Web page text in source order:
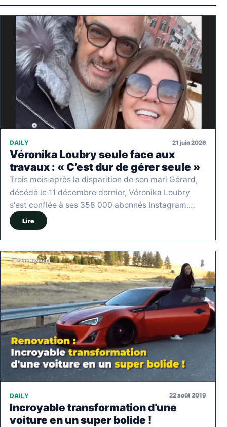
DAILY 21 juin 2026
Véronika Loubry seule face aux
travaux : « C’est dur de gérer seule »
Trois mois après la disparition de son mari Gérard,
décédé le 11 décembre dernier, Véronika Loubry
s'est confiée à ses 358 000 abonnés Instagram.…
Lire
DAILY 22 août 2019
Incroyable transformation d’une
voiture en un super bolide !